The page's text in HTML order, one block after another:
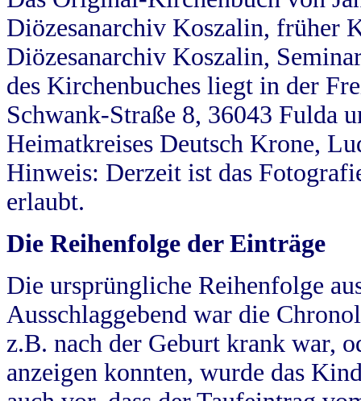
Diözesanarchiv Koszalin, früher
Diözesanarchiv Koszalin,
des Kirchenbuches liegt in der
Schwank-Straße 8, 36043 Fulda
Heimatkreises Deutsch Krone,
Hinweis: Derzeit ist das
erlaubt.
Die Reihenfolge der Einträge
Die ursprüngliche Reihenfolge
Ausschlaggebend war die
z.B. nach der Geburt krank war,
anzeigen konnten, wurde das